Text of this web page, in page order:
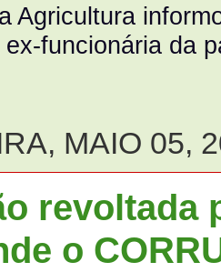
Agricultura
funcionária da
MAIO 05,
revoltada
o